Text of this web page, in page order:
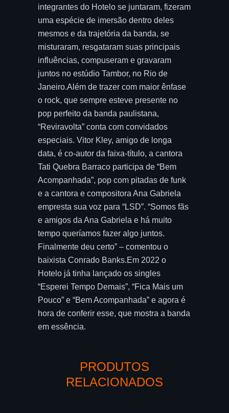
integrantes do Hotelo se juntaram, fizeram
uma espécie de imersão dentro deles
mesmos e da trajetória da banda, se
misturaram, resgataram suas principais
influências, compuseram e gravaram
juntos no estúdio Tambor, no Rio de
Janeiro.Além de trazer com maior ênfase
o rock, que sempre esteve presente no
pop perfeito da banda paulistana,
“Reviravolta” conta com convidados
especiais. Vitor Kley, amigo de longa
data, é co-autor da faixa-título, a cantora
Tati Quebra Barraco participa de “Bem
Acompanhada”, pop com pitadas de funk
e a cantora e compositora Ana Gabriela
empresta sua voz para “LSD”. “Somos fãs
e amigos da Ana Gabriela e há muito
tempo queríamos fazer algo juntos.
Finalmente deu certo” – comentou o
baixista Conrado Banks.Em 2022 o
Hotelo já tinha lançado os singles
“Esperei Tempo Demais”, “Fica Mais um
Pouco” e “Bem Acompanhada” e agora é
hora de conferir esse, que mostra a banda
em essência.
PRODUTOS
RELACIONADOS